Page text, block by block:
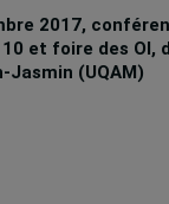
2017,
et foire des OI,
Jasmin (UQAM)